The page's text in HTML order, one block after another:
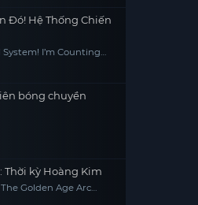
Đó! Hệ Thống Chiến
System! I’m Counting
bóng chuyền
Thời kỳ Hoàng Kim
Golden Age Arc